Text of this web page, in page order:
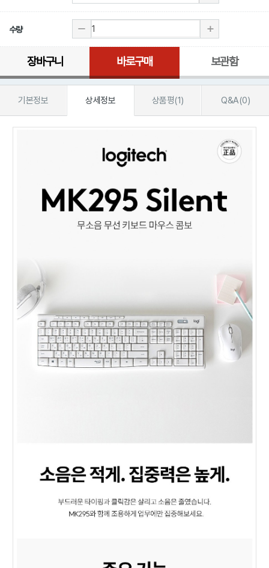
수량
장바구니 바로구매 보관함
기본정보 상세정보 상품평(1) Q&A(0)